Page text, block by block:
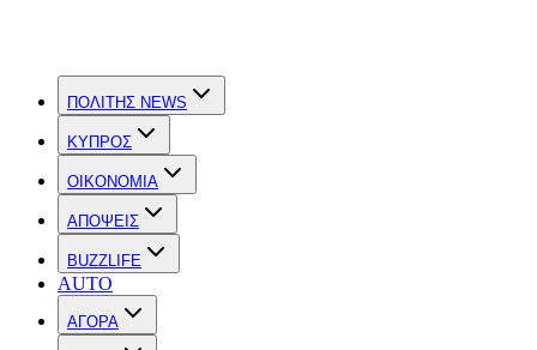
ΠΟΛΙΤΗΣ NEWS
ΚΥΠΡΟΣ
OIKONOMIA
ΑΠΟΨΕΙΣ
BUZZLIFE
AUTO
ΑΓΟΡΑ